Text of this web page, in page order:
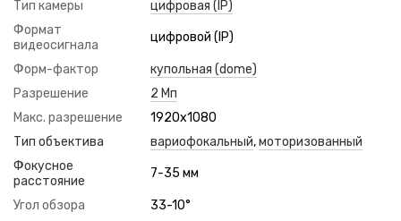
Тип камеры
цифровая (IP)
Формат
видеосигнала
цифровой (IP)
Форм-фактор
купольная (dome)
Разрешение
2 Мп
Макс. разрешение
1920x1080
Тип объектива
вариофокальный,моторизованный
Фокусное
расстояние
7-35 мм
Угол обзора
33-10°